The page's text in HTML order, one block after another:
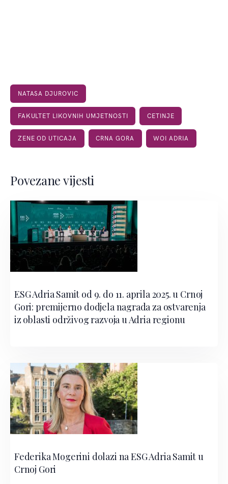
NATASA DJUROVIC
FAKULTET LIKOVNIH UMJETNOSTI CETINJE
ZENE OD UTICAJA CRNA GORA WOI ADRIA
Povezane vijesti
ESG Adria Samit od 9. do 11. aprila 2025. u Crnoj
Gori: premijerno dodjela nagrada za ostvarenja
iz oblasti održivog razvoja u Adria regionu
Federika Mogerini dolazi na ESG Adria Samit u
Crnoj Gori